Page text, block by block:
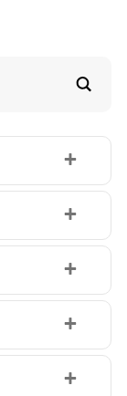
+
+
+
+
+